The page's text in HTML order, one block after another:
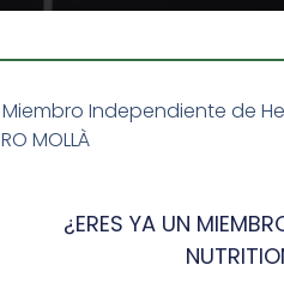
Independiente de
MOLLÀ
¿ERES YA UN